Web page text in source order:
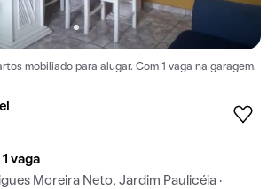
mobiliado para alugar. Com 1 vaga na garagem.
1 vaga
Moreira Neto, Jardim Paulicéia ·